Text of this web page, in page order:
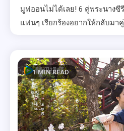
มูฟออนไม่ได้เลย! 6 คู่พระนางซี
แฟนๆ เรียกร้องอยากให้กลับมา
1 MIN READ